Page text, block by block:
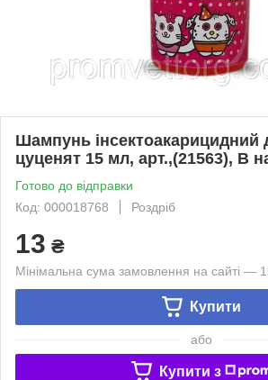
Шампунь інсектоакарицидний
цуценят 15 мл, арт.,(21563), В
Готово до відправки
Код: 000018768
Роздріб
13 ₴
Мінімальна сума замовлення на сайті —
Купити
або
Купити з